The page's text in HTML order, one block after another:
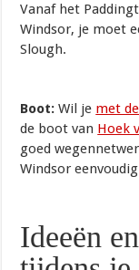
Vanaf het
Windsor, je moet
Slough.
Boot: Wil je met
de boot van Hoek
goed
Windsor
Ideeën